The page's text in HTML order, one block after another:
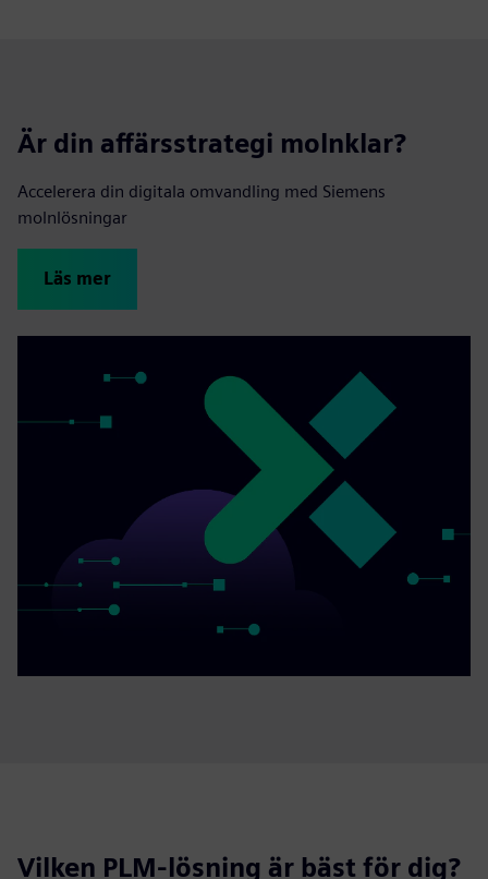
Är din affärsstrategi molnklar?
Accelerera din digitala omvandling med Siemens
molnlösningar
Läs mer
Vilken PLM-lösning är bäst för dig?